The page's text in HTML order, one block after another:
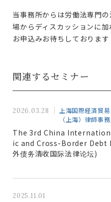
当事務所からは労働法専門
場からディスカッションに加
お申込みお待ちしております
関連するセミナー
2026.03.28
上海国際経済貿
（上海）律師事
The 3rd China
ic and Cross-Border Debt
外债务清收国际法律论坛)
2025.11.01